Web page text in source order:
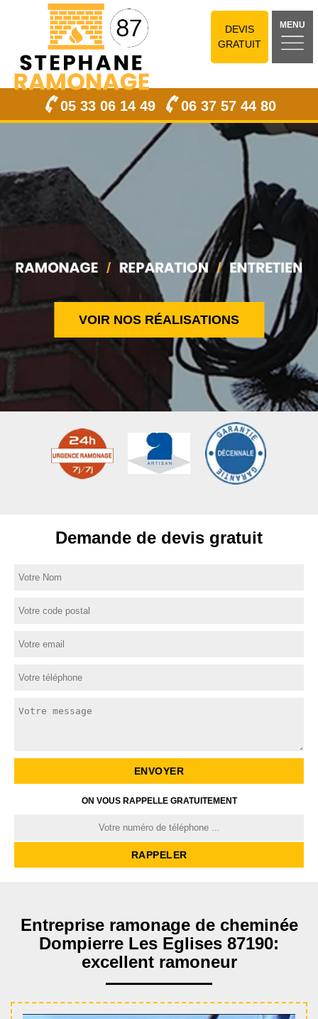
DEVIS
GRATUIT
MENU
05 33 06 14 49 06 37 57 44 80
VOIR NOS RÉALISATIONS
Demande de devis gratuit
ON VOUS RAPPELLE GRATUITEMENT
Entreprise ramonage de cheminée
Dompierre Les Eglises 87190:
excellent ramoneur